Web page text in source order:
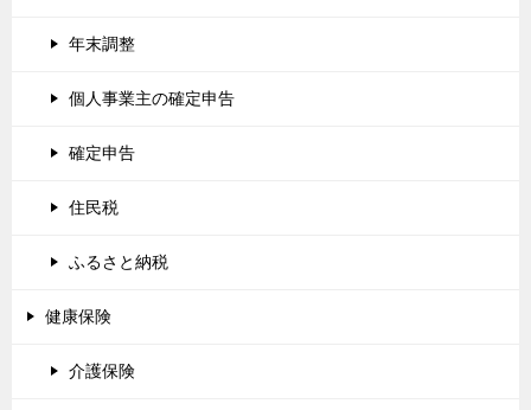
年末調整
個人事業主の確定申告
確定申告
住民税
ふるさと納税
健康保険
介護保険